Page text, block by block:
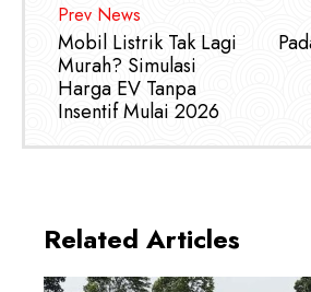
Prev News
Mobil Listrik Tak Lagi
Murah? Simulasi
Harga EV Tanpa
Insentif Mulai 2026
Related Articles